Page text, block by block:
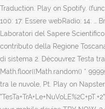
Traduction. Play on Spotify.
100: 17: Essere webRadio: 14: …
Laboratori del Sapere
contributo della Regione
di sistema 2. Découvrez Testa
Math.floor((Math.random() *
tra le nuvole, Pt. Play on